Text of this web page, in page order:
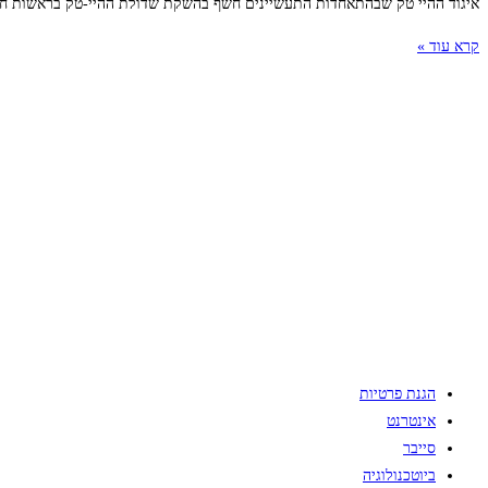
איגוד ההיי טק שבהתאחדות התעשיינים חשף בהשקת שדולת ההיי-טק בראשות
קרא עוד »
הגנת פרטיות
אינטרנט
סייבר
ביוטכנולוגיה